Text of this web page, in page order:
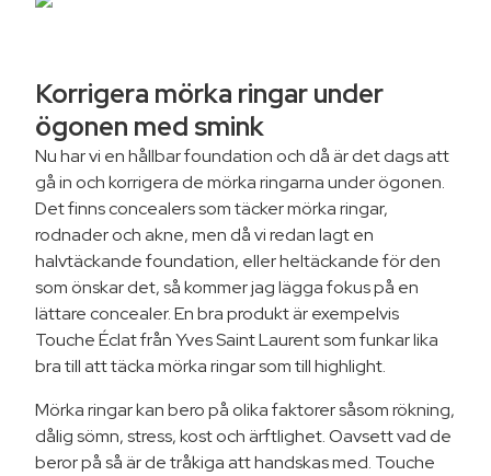
Korrigera mörka ringar under
ögonen med smink
Nu har vi en hållbar foundation och då är det dags att
gå in och korrigera de mörka ringarna under ögonen.
Det finns concealers som täcker mörka ringar,
rodnader och akne, men då vi redan lagt en
halvtäckande foundation, eller heltäckande för den
som önskar det, så kommer jag lägga fokus på en
lättare concealer. En bra produkt är exempelvis
Touche Éclat från Yves Saint Laurent som funkar lika
bra till att täcka mörka ringar som till highlight.
Mörka ringar kan bero på olika faktorer såsom rökning,
dålig sömn, stress, kost och ärftlighet. Oavsett vad de
beror på så är de tråkiga att handskas med. Touche